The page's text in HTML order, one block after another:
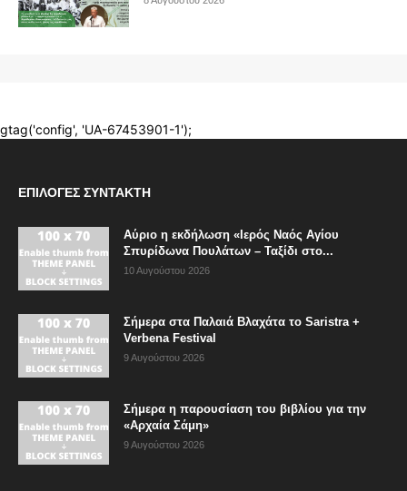
ΕΠΙΛΟΓΈΣ ΣΥΝΤΆΚΤΗ
Αύριο η εκδήλωση «Ιερός Ναός Αγίου
Σπυρίδωνα Πουλάτων – Ταξίδι στο...
10 Αυγούστου 2026
Σήμερα στα Παλαιά Βλαχάτα το Saristra +
Verbena Festival
9 Αυγούστου 2026
Σήμερα η παρουσίαση του βιβλίου για την
«Αρχαία Σάμη»
9 Αυγούστου 2026